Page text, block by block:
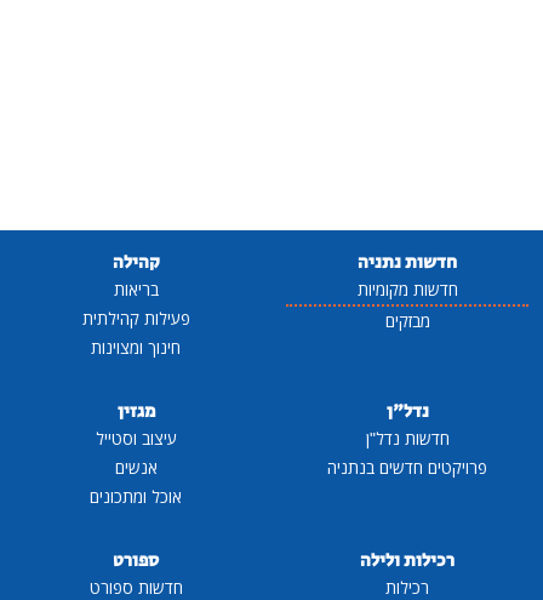
חדשות נתניה
חדשות מקומיות
מבזקים
קהילה
בריאות
פעילות קהילתית
חינוך ומצוינות
נדל"ן
חדשות נדל"ן
פרויקטים חדשים בנתניה
מגזין
עיצוב וסטייל
אנשים
אוכל ומתכונים
רכילות ולילה
רכילות
ספורט
חדשות ספורט